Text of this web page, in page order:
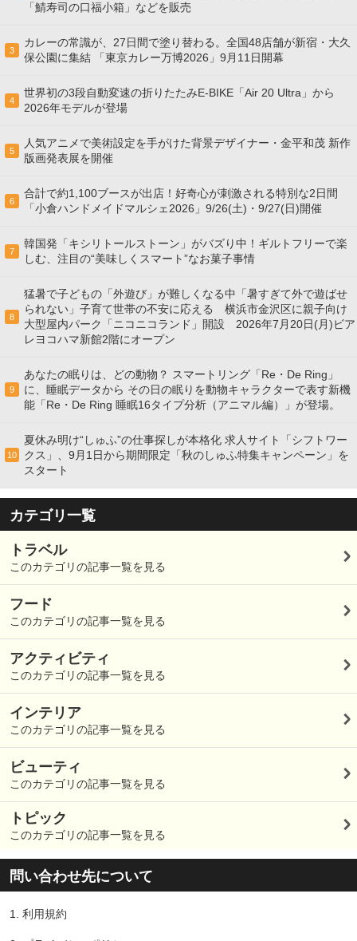
「鯖寿司の口福小箱」などを販売
3
カレーの常識が、27日間で塗り替わる。全国48店舗が新宿・大久
保公園に集結 「東京カレー万博2026」9月11日開幕
4
世界初の3段自動変速の折りたたみE-BIKE「Air 20 Ultra」から
2026年モデルが登場
5
人気アニメで美術設定を手がけた背景デザイナー・金平和茂 新作
版画発表展を開催
6
合計で約1,100ブースが出店！好奇心が刺激される特別な2日間
「小倉ハンドメイドマルシェ2026」9/26(土)・9/27(日)開催
7
韓国発「キシリトールストーン」がバズり中！ギルトフリーで楽
しむ、注目の“美味しくスマート”なお菓子事情
8
猛暑で子どもの「外遊び」が難しくなる中「暑すぎて外で遊ばせ
られない」子育て世帯の不安に応える 横浜市金沢区に親子向け
大型屋内パーク「ニコニコランド」開設 2026年7月20日(月)ビア
レヨコハマ新館2階にオープン
9
あなたの眠りは、どの動物？ スマートリング「Re・De Ring」
に、睡眠データから その日の眠りを動物キャラクターで表す新機
能「Re・De Ring 睡眠16タイプ分析（アニマル編）」が登場。
10
夏休み明け“しゅふ”の仕事探しが本格化 求人サイト「シフトワー
クス」、9月1日から期間限定「秋のしゅふ特集キャンペーン」を
スタート
カテゴリ一覧
トラベル
このカテゴリの記事一覧を見る
フード
このカテゴリの記事一覧を見る
アクティビティ
このカテゴリの記事一覧を見る
インテリア
このカテゴリの記事一覧を見る
ビューティ
このカテゴリの記事一覧を見る
トピック
このカテゴリの記事一覧を見る
問い合わせ先について
1. 利用規約